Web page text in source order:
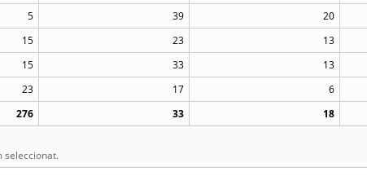
5 39 20
15 23 13
15 33 13
23 17 6
276 33 18
seleccionat.